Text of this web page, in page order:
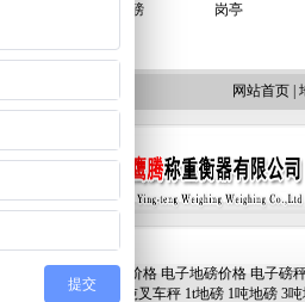
电子地磅
岗亭
网站首页
地磅价格 电子地磅价格 电子磅
1吨叉车秤 1t地磅 1吨地磅 3
提交